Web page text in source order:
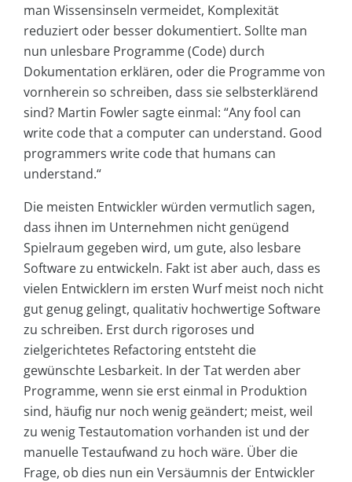
man Wissensinseln vermeidet, Komplexität
reduziert oder besser dokumentiert. Sollte man
nun unlesbare Programme (Code) durch
Dokumentation erklären, oder die Programme von
vornherein so schreiben, dass sie selbsterklärend
sind? Martin Fowler sagte einmal: “Any fool can
write code that a computer can understand. Good
programmers write code that humans can
understand.“
Die meisten Entwickler würden vermutlich sagen,
dass ihnen im Unternehmen nicht genügend
Spielraum gegeben wird, um gute, also lesbare
Software zu entwickeln. Fakt ist aber auch, dass es
vielen Entwicklern im ersten Wurf meist noch nicht
gut genug gelingt, qualitativ hochwertige Software
zu schreiben. Erst durch rigoroses und
zielgerichtetes Refactoring entsteht die
gewünschte Lesbarkeit. In der Tat werden aber
Programme, wenn sie erst einmal in Produktion
sind, häufig nur noch wenig geändert; meist, weil
zu wenig Testautomation vorhanden ist und der
manuelle Testaufwand zu hoch wäre. Über die
Frage, ob dies nun ein Versäumnis der Entwickler